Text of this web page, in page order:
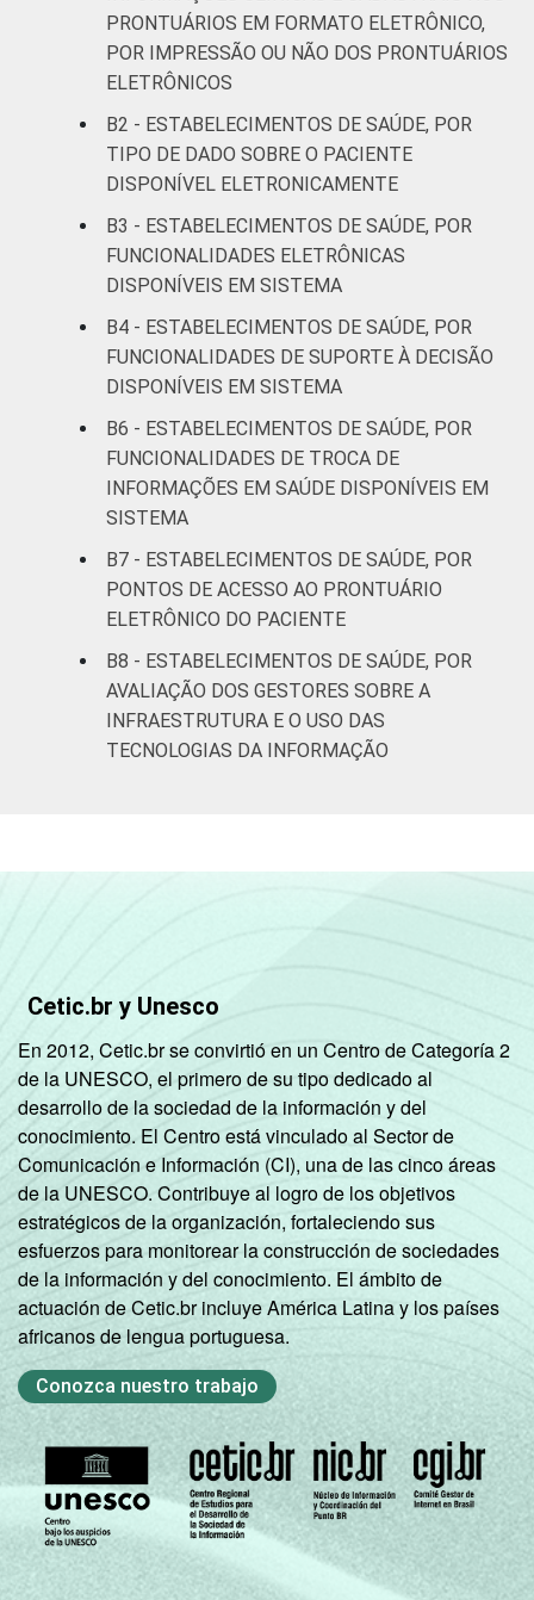
Pesquisa sobre o uso das Tecnologias de
Informação e Comunicação nos
estabelecimentos de saúde brasileiros - TIC
PRONTUÁRIOS EM FORMATO ELETRÔNICO,
POR IMPRESSÃO OU NÃO DOS PRONTUÁRIOS
ELETRÔNICOS
B2 - ESTABELECIMENTOS DE SAÚDE, POR
TIPO DE DADO SOBRE O PACIENTE
DISPONÍVEL ELETRONICAMENTE
B3 - ESTABELECIMENTOS DE SAÚDE, POR
FUNCIONALIDADES ELETRÔNICAS
DISPONÍVEIS EM SISTEMA
B4 - ESTABELECIMENTOS DE SAÚDE, POR
FUNCIONALIDADES DE SUPORTE À DECISÃO
DISPONÍVEIS EM SISTEMA
B6 - ESTABELECIMENTOS DE SAÚDE, POR
FUNCIONALIDADES DE TROCA DE
INFORMAÇÕES EM SAÚDE DISPONÍVEIS EM
SISTEMA
B7 - ESTABELECIMENTOS DE SAÚDE, POR
PONTOS DE ACESSO AO PRONTUÁRIO
ELETRÔNICO DO PACIENTE
B8 - ESTABELECIMENTOS DE SAÚDE, POR
AVALIAÇÃO DOS GESTORES SOBRE A
INFRAESTRUTURA E O USO DAS
TECNOLOGIAS DA INFORMAÇÃO
Cetic.br y Unesco
En 2012, Cetic.br se convirtió en un Centro de Categoría 2
de la UNESCO, el primero de su tipo dedicado al
desarrollo de la sociedad de la información y del
conocimiento. El Centro está vinculado al Sector de
Comunicación e Información (CI), una de las cinco áreas
de la UNESCO. Contribuye al logro de los objetivos
estratégicos de la organización, fortaleciendo sus
esfuerzos para monitorear la construcción de sociedades
de la información y del conocimiento. El ámbito de
actuación de Cetic.br incluye América Latina y los países
africanos de lengua portuguesa.
Conozca nuestro trabajo